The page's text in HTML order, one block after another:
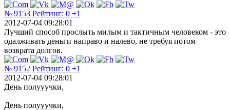
№ 9153 Рейтинг: 0 +1
2012-07-04 09:28:01
Лучший способ прослыть милым и тактичным человеком - это
одалживать деньги направо и налево, не требуя потом
возврата долгов.
№ 9152 Рейтинг: 0 +1
2012-07-04 09:28:01
День полууучки,
День полууучки,